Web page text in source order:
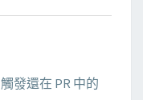
發還在 PR 中的